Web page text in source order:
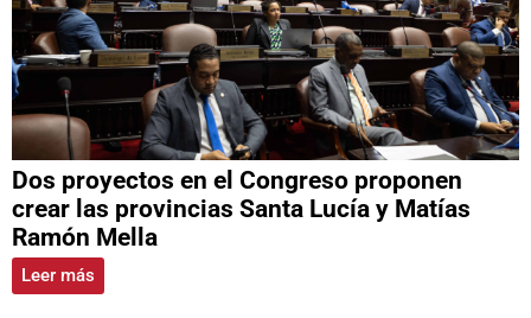
Dos proyectos en el Congreso proponen
crear las provincias Santa Lucía y Matías
Ramón Mella
Leer más